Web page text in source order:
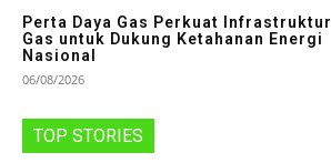
Perta Daya Gas Perkuat Infrastruktur
Gas untuk Dukung Ketahanan Energi
Nasional
06/08/2026
TOP STORIES